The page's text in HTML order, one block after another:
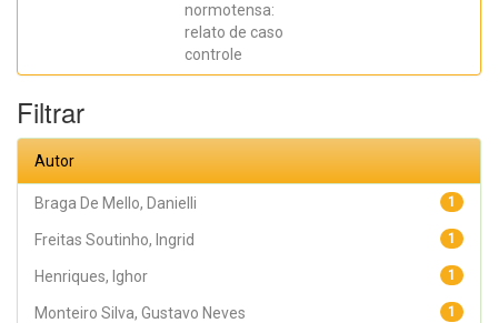
normotensa:
relato de caso
controle
Filtrar
Autor
1
Braga De Mello, Danielli
1
Freitas Soutinho, Ingrid
1
Henriques, Ighor
1
Monteiro Silva, Gustavo Neves